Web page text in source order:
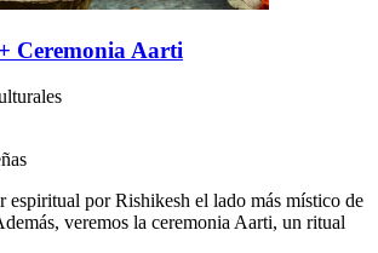
Ceremonia Aarti
espiritual por Rishikesh el lado más místico de
veremos la ceremonia Aarti, un ritual